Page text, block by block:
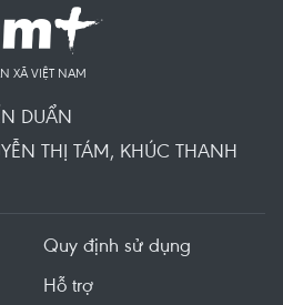
XÃ VIỆT NAM
DUẨN
THỊ TÁM, KHÚC THANH
Quy định sử dụng
Hỗ trợ